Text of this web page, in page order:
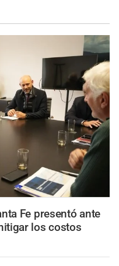
Fe presentó ante
los costos